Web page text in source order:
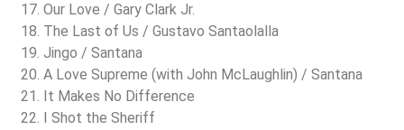
Our Love / Gary Clark Jr.
The Last of Us / Gustavo Santaolalla
Jingo / Santana
A Love Supreme (with John McLaughlin) / Santana
It Makes No Difference
I Shot the Sheriff